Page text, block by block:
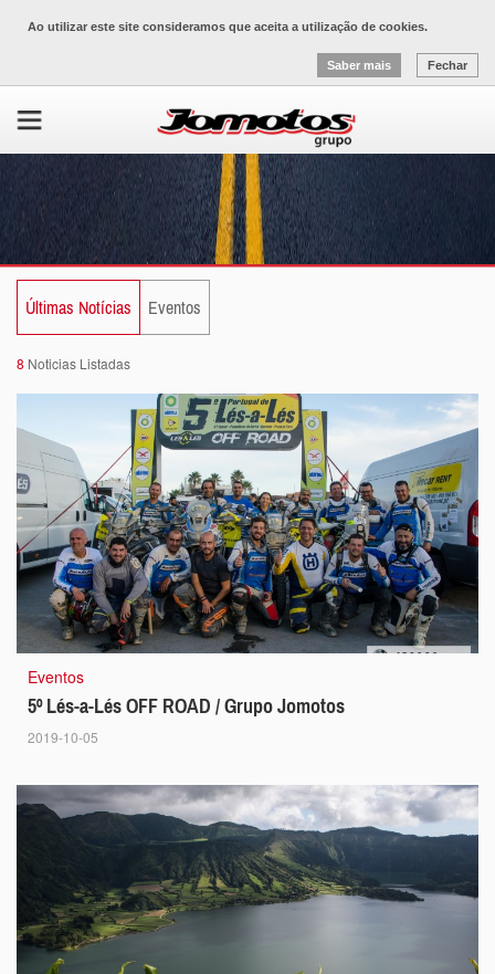
Ao utilizar este site consideramos que aceita a utilização de cookies.
Saber mais Fechar
Últimas Notícias Eventos
8 Noticias Listadas
Eventos
5º Lés-a-Lés OFF ROAD / Grupo Jomotos
2019-10-05